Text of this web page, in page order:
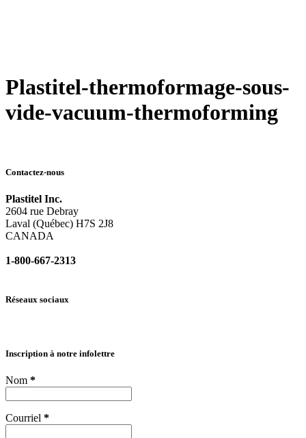
Plastitel-thermoformage-sous-
vide-vacuum-thermoforming
Contactez-nous
Plastitel Inc.
2604 rue Debray
Laval (Québec) H7S 2J8
CANADA
1-800-667-2313
Réseaux sociaux
Inscription à notre infolettre
Nom *
Courriel *